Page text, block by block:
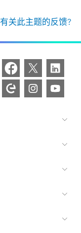
有关此主题的反馈?